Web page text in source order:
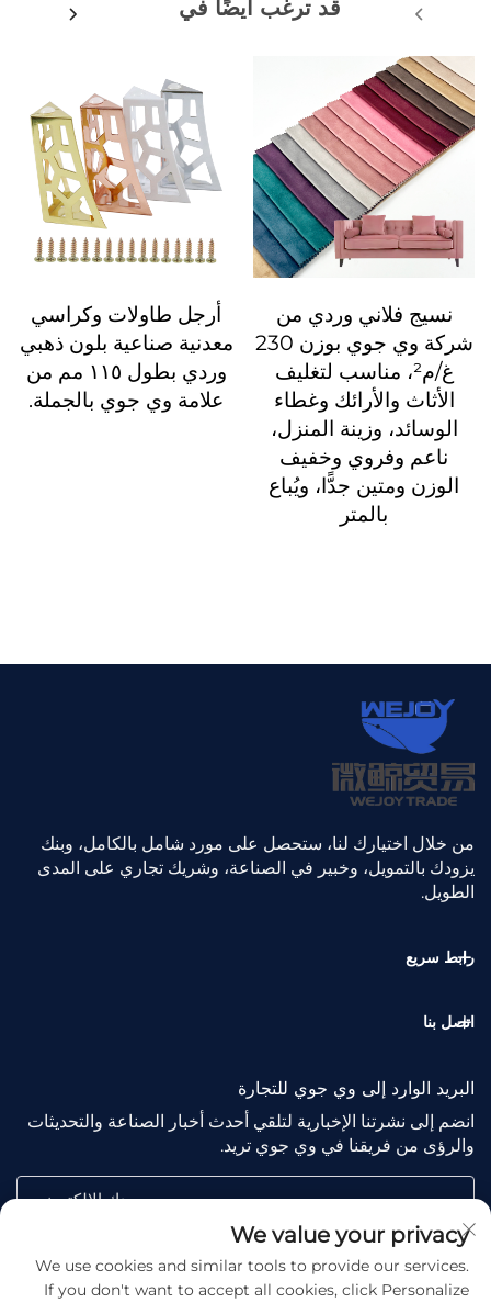
قد ترغب أيضًا في
نسيج فلاني وردي من
شركة وي جوي بوزن 230
غ/م²، مناسب لتغليف
الأثاث والأرائك وغطاء
الوسائد، وزينة المنزل،
ناعم وفروي وخفيف
الوزن ومتين جدًّا، ويُباع
بالمتر
أرجل طاولات وكراسي
معدنية صناعية بلون ذهبي
وردي بطول ١١٥ مم من
علامة وي جوي بالجملة.
من خلال اختيارك لنا، ستحصل على مورد شامل بالكامل، وبنك
يزودك بالتمويل، وخبير في الصناعة، وشريك تجاري على المدى
الطويل.
رابط سريع
اتصل بنا
البريد الوارد إلى وي جوي للتجارة
انضم إلى نشرتنا الإخبارية لتلقي أحدث أخبار الصناعة والتحديثات
والرؤى من فريقنا في وي جوي تريد.
بريدك الإلكتروني
Subscribe
We value your privacy
We use cookies and similar tools to provide our services.
If you don't want to accept all cookies, click Personalize